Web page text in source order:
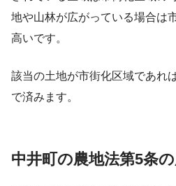
地や山林が広がっている場合は
高いです。
該当の土地が市街化区域であれ
で済みます。
中井町の農地法第5条